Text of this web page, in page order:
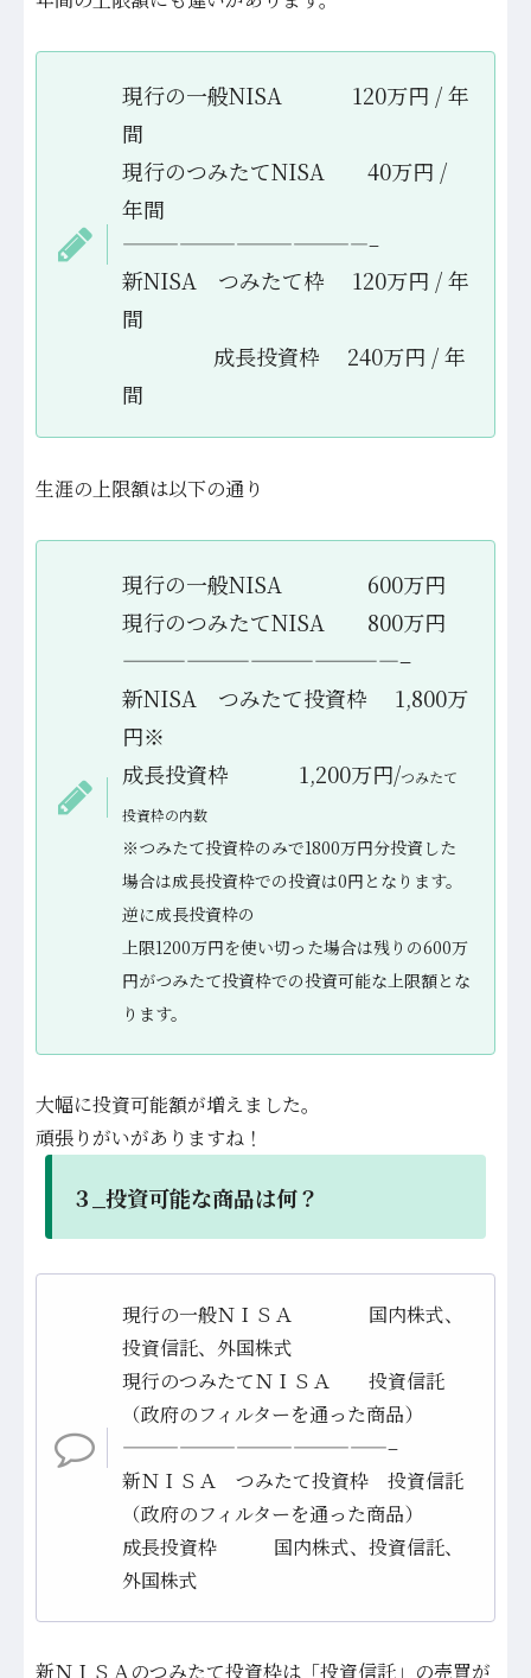
現行の一般NISA 120万円 / 年
間
現行のつみたてNISA 40万円 /
年間
—————————————–
新NISA つみたて枠 120万円 / 年
間
成長投資枠 240万円 / 年
間
生涯の上限額は以下の通り
現行の一般NISA 600万円
現行のつみたてNISA 800万円
—————————————–
新NISA つみたて投資枠 1,800万
円※
成長投資枠 1,200万円/つみたて
投資枠の内数
※つみたて投資枠のみで1800万円分投資した
場合は成長投資枠での投資は0円となります。
逆に成長投資枠の
上限1200万円を使い切った場合は残りの600万
円がつみたて投資枠での投資可能な上限額とな
ります。
大幅に投資可能額が増えました。
頑張りがいがありますね！
３_投資可能な商品は何？
現行の一般ＮＩＳＡ 国内株式、
投資信託、外国株式
現行のつみたてＮＩＳＡ 投資信託
（政府のフィルターを通った商品）
——————————————–
新ＮＩＳＡ つみたて投資枠 投資信託
（政府のフィルターを通った商品）
成長投資枠 国内株式、投資信託、
外国株式
新ＮＩＳＡのつみたて投資枠は「投資信託」の売買が